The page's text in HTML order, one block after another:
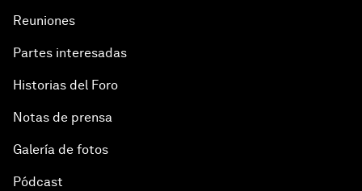
Reuniones
Partes interesadas
Historias del Foro
Notas de prensa
Galería de fotos
Pódcast